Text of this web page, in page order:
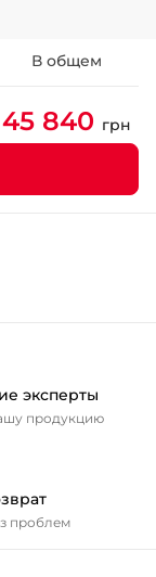
В общем
45 840 грн
эксперты
продукцию
проблем